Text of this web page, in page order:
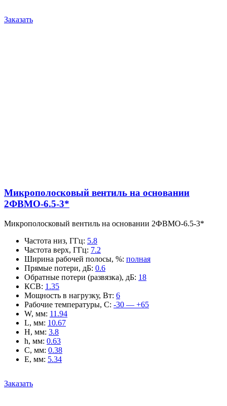
Заказать
Микрополосковый вентиль на основании
2ФВМO-6.5-3*
Микрополосковый вентиль на основании 2ФВМO-6.5-3*
Частота низ, ГГц: 5.8
Частота верх, ГГц: 7.2
Ширина рабочей полосы, %: полная
Прямые потери, дБ: 0.6
Обратные потери (развязка), дБ: 18
КСВ: 1.35
Мощность в нагрузку, Вт: 6
Рабочие температуры, С: -30 — +65
W, мм: 11.94
L, мм: 10.67
H, мм: 3.8
h, мм: 0.63
C, мм: 0.38
E, мм: 5.34
Заказать